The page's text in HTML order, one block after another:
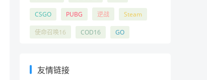
CSGO PUBG 逆战 Steam
使命召唤16 COD16 GO
友情链接